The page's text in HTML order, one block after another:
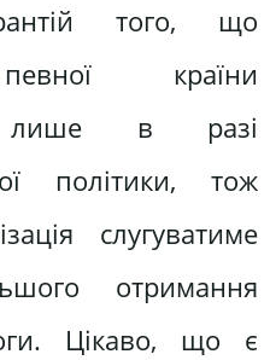
того, що
країни
лише в разі
політики, тож
слугуватиме
отримання
Цікаво, що є